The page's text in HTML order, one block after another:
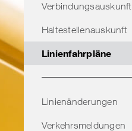
Verbindungsauskunft
Haltestellenauskunft
Linienfahrpläne
Linienänderungen
Verkehrsmeldungen